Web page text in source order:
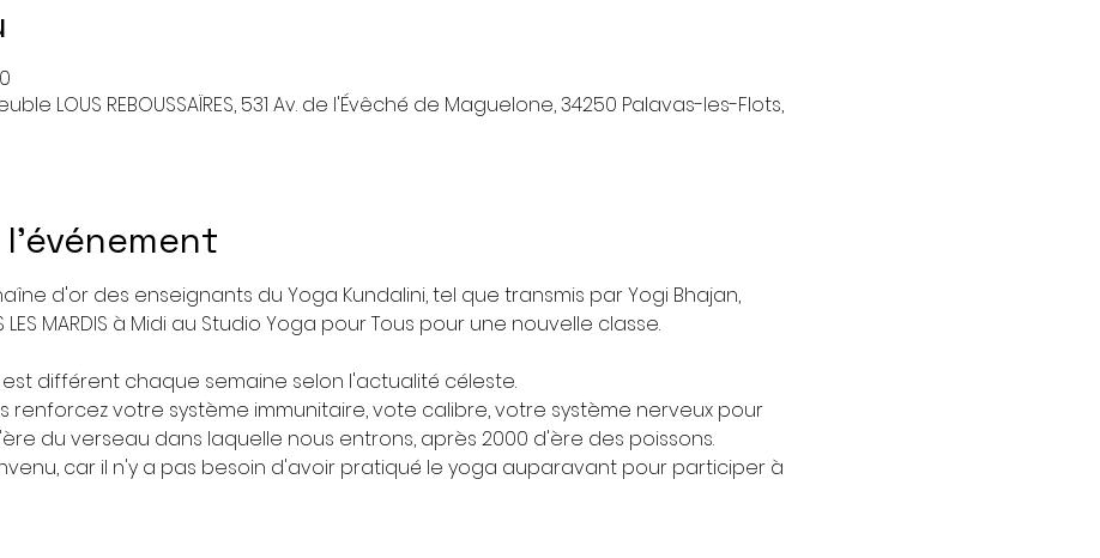
LOUS REBOUSSAÏRES, 531 Av. de l'Évêché de Maguelone, 34250 Palavas-les-Flots,
d'or des enseignants du Yoga Kundalini, tel que transmis par Yogi Bhajan,
MARDIS à Midi au Studio Yoga pour Tous pour une nouvelle classe.
différent chaque semaine selon l'actualité céleste.
renforcez votre système immunitaire, vote calibre, votre système nerveux pour
du verseau dans laquelle nous entrons, après 2000 d'ère des poissons.
car il n'y a pas besoin d'avoir pratiqué le yoga auparavant pour participer à